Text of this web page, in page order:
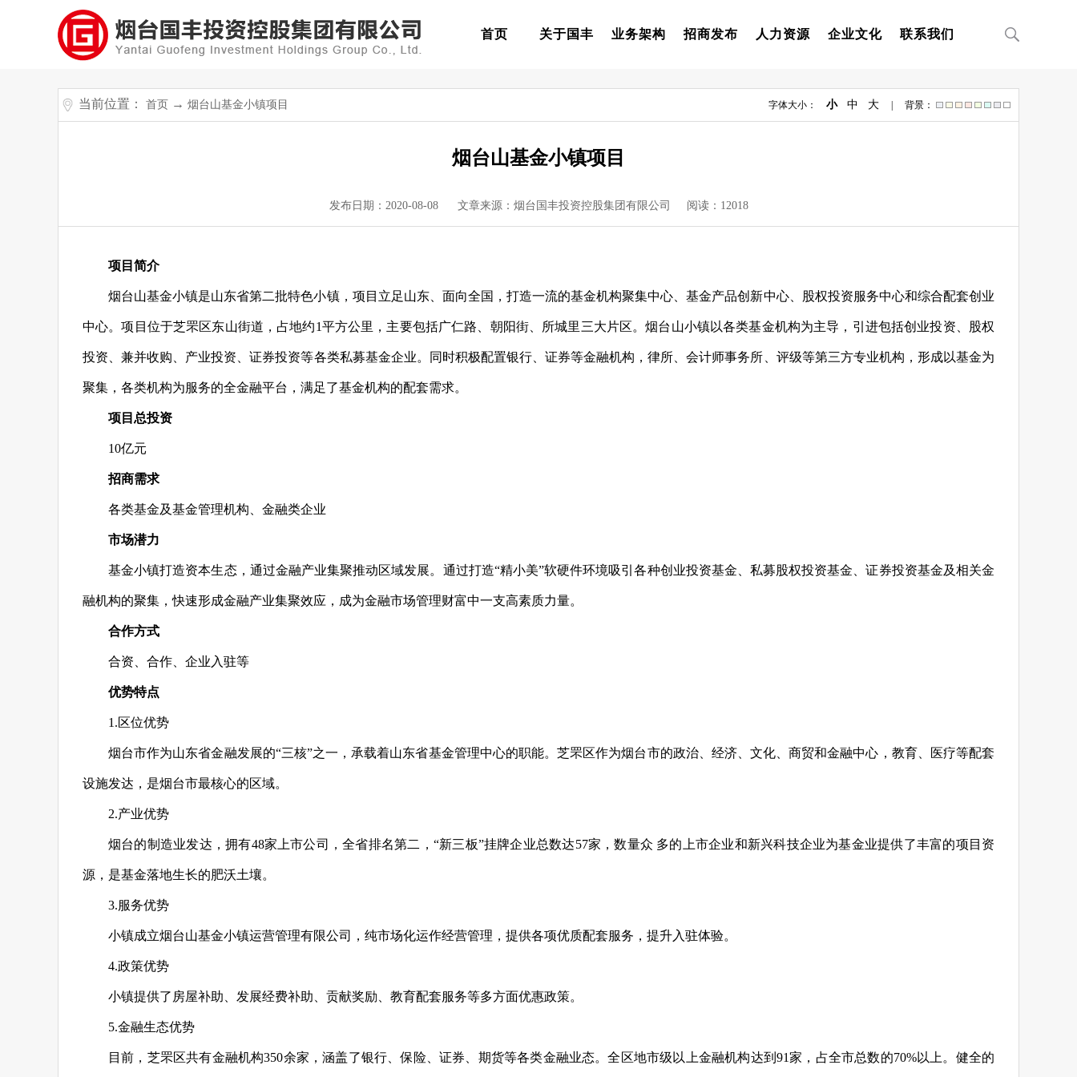
首页 关于国丰 业务架构 招商发布 人力资源 企业文化 联系我们
当前位置： 首页 → 烟台山基金小镇项目 字体大小： 小 中 大 | 背景：
烟台山基金小镇项目
发布日期：2020-08-08 文章来源：烟台国丰投资控股集团有限公司 阅读： 12018
项目简介
烟台山基金小镇是山东省第二批特色小镇，项目立足山东、面向全国，打造一流的基金机构聚集中心、基金产品创新中心、股权投资服务中心和综合配套创业
中心。项目位于芝罘区东山街道，占地约1平方公里，主要包括广仁路、朝阳街、所城里三大片区。烟台山小镇以各类基金机构为主导，引进包括创业投资、股权
投资、兼并收购、产业投资、证券投资等各类私募基金企业。同时积极配置银行、证券等金融机构，律所、会计师事务所、评级等第三方专业机构，形成以基金为
聚集，各类机构为服务的全金融平台，满足了基金机构的配套需求。
项目总投资
10亿元
招商需求
各类基金及基金管理机构、金融类企业
市场潜力
基金小镇打造资本生态，通过金融产业集聚推动区域发展。通过打造“精小美”软硬件环境吸引各种创业投资基金、私募股权投资基金、证券投资基金及相关金
融机构的聚集，快速形成金融产业集聚效应，成为金融市场管理财富中一支高素质力量。
合作方式
合资、合作、企业入驻等
优势特点
1.区位优势
烟台市作为山东省金融发展的“三核”之一，承载着山东省基金管理中心的职能。芝罘区作为烟台市的政治、经济、文化、商贸和金融中心，教育、医疗等配套
设施发达，是烟台市最核心的区域。
2.产业优势
烟台的制造业发达，拥有48家上市公司，全省排名第二，“新三板”挂牌企业总数达57家，数量众 多的上市企业和新兴科技企业为基金业提供了丰富的项目资
源，是基金落地生长的肥沃土壤。
3.服务优势
小镇成立烟台山基金小镇运营管理有限公司，纯市场化运作经营管理，提供各项优质配套服务，提升入驻体验。
4.政策优势
小镇提供了房屋补助、发展经费补助、贡献奖励、教育配套服务等多方面优惠政策。
5.金融生态优势
目前，芝罘区共有金融机构350余家，涵盖了银行、保险、证券、期货等各类金融业态。全区地市级以上金融机构达到91家，占全市总数的70%以上。健全的